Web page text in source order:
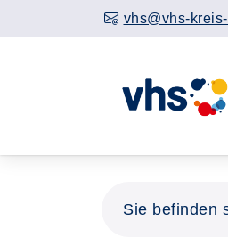
vhs@vhs-
Sie befinden